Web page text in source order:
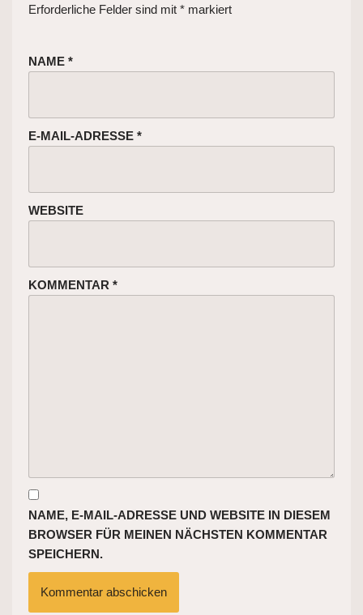
Erforderliche Felder sind mit * markiert
NAME *
E-MAIL-ADRESSE *
WEBSITE
KOMMENTAR *
NAME, E-MAIL-ADRESSE UND WEBSITE IN DIESEM
BROWSER FÜR MEINEN NÄCHSTEN KOMMENTAR
SPEICHERN.